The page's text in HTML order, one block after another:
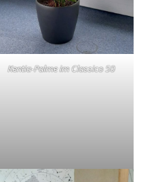
Kentia-Palme im Classico 50